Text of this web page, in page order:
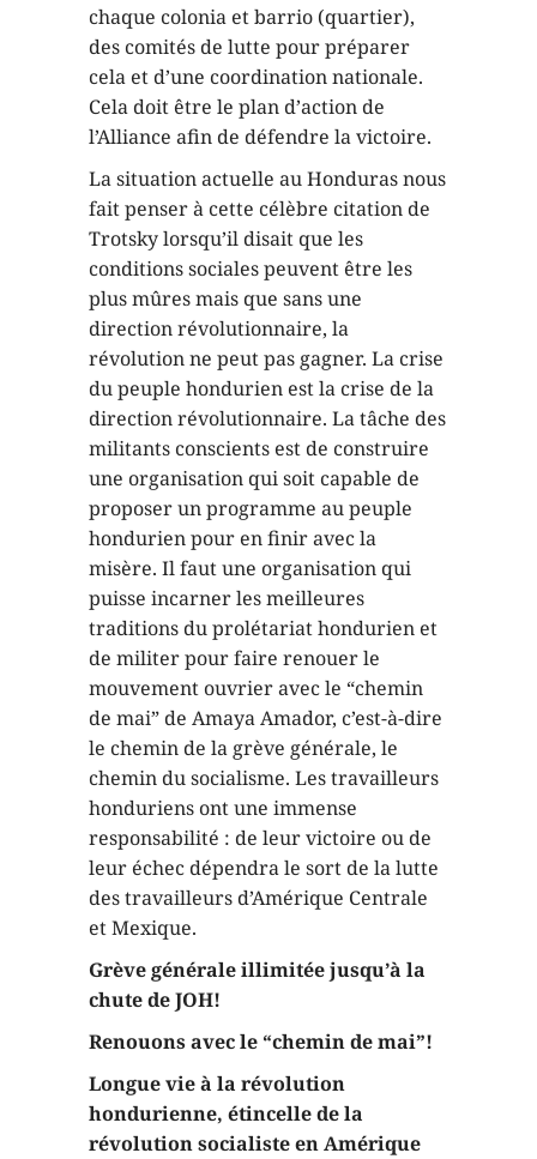
chaque colonia et barrio (quartier),
des comités de lutte pour préparer
cela et d’une coordination nationale.
Cela doit être le plan d’action de
l’Alliance afin de défendre la victoire.
La situation actuelle au Honduras nous
fait penser à cette célèbre citation de
Trotsky lorsqu’il disait que les
conditions sociales peuvent être les
plus mûres mais que sans une
direction révolutionnaire, la
révolution ne peut pas gagner. La crise
du peuple hondurien est la crise de la
direction révolutionnaire. La tâche des
militants conscients est de construire
une organisation qui soit capable de
proposer un programme au peuple
hondurien pour en finir avec la
misère. Il faut une organisation qui
puisse incarner les meilleures
traditions du prolétariat hondurien et
de militer pour faire renouer le
mouvement ouvrier avec le “chemin
de mai” de Amaya Amador, c’est-à-dire
le chemin de la grève générale, le
chemin du socialisme. Les travailleurs
honduriens ont une immense
responsabilité : de leur victoire ou de
leur échec dépendra le sort de la lutte
des travailleurs d’Amérique Centrale
et Mexique.
Grève générale illimitée jusqu’à la
chute de JOH!
Renouons avec le “chemin de mai”!
Longue vie à la révolution
hondurienne, étincelle de la
révolution socialiste en Amérique